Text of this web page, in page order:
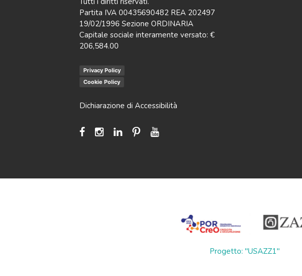
Partita IVA 00435690482 REA 202497
19/02/1996 Sezione ORDINARIA
Capitale sociale interamente versato: €
206,584.00
Privacy Policy
Cookie Policy
Dichiarazione di Accessibilità
Progetto: "USAZZ1"